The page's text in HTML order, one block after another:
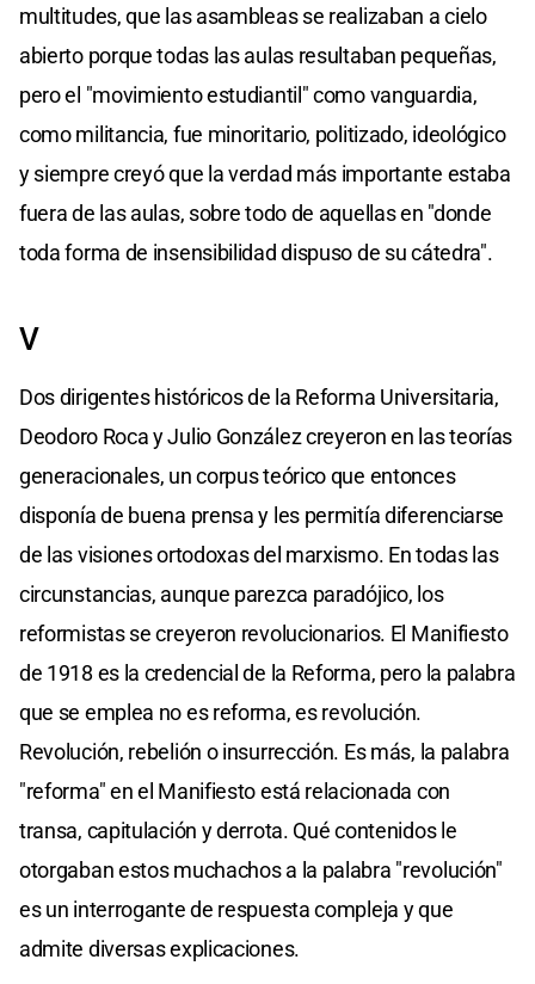
multitudes, que las asambleas se realizaban a cielo
abierto porque todas las aulas resultaban pequeñas,
pero el "movimiento estudiantil" como vanguardia,
como militancia, fue minoritario, politizado, ideológico
y siempre creyó que la verdad más importante estaba
fuera de las aulas, sobre todo de aquellas en "donde
toda forma de insensibilidad dispuso de su cátedra".
V
Dos dirigentes históricos de la Reforma Universitaria,
Deodoro Roca y Julio González creyeron en las teorías
generacionales, un corpus teórico que entonces
disponía de buena prensa y les permitía diferenciarse
de las visiones ortodoxas del marxismo. En todas las
circunstancias, aunque parezca paradójico, los
reformistas se creyeron revolucionarios. El Manifiesto
de 1918 es la credencial de la Reforma, pero la palabra
que se emplea no es reforma, es revolución.
Revolución, rebelión o insurrección. Es más, la palabra
"reforma" en el Manifiesto está relacionada con
transa, capitulación y derrota. Qué contenidos le
otorgaban estos muchachos a la palabra "revolución"
es un interrogante de respuesta compleja y que
admite diversas explicaciones.